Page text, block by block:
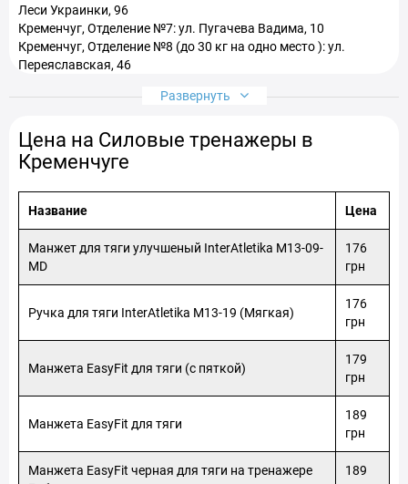
Леси Украинки, 96
Кременчуг, Отделение №7: ул. Пугачева Вадима, 10
Кременчуг, Отделение №8 (до 30 кг на одно место ): ул.
Переяславская, 46
Бульбы, 12
Ивана Приходько, 42а
Кременчуг, Отделение №11 (до 30 кг на одно место ): пл.
Победы, 1
Кременчуг, Отделение №12 (до 30 кг на одно место ): ул.
Халаменюка, 10б
Кременчуг, Отделение №13 (до 30 кг на одно место): ул.
Доктора А.Богаевского, 15/50
Кременчуг, Отделение №14 (до 200 кг): ул. Мечты (Воинов-
Интернационалистов), 16А
Кременчуг, Отделение №15 (до 30 кг на одно место ): просп.
Свободы, 61/17
Развернуть
Цена на Силовые тренажеры в
Кременчуге
Название Цена
Манжет для тяги улучшеный InterAtletika M13-09-
MD
176
грн
Ручка для тяги InterAtletika M13-19 (Мягкая)
176
грн
Манжета EasyFit для тяги (с пяткой)
179
грн
Манжета EasyFit для тяги
189
грн
Манжета EasyFit черная для тяги на тренажере
189